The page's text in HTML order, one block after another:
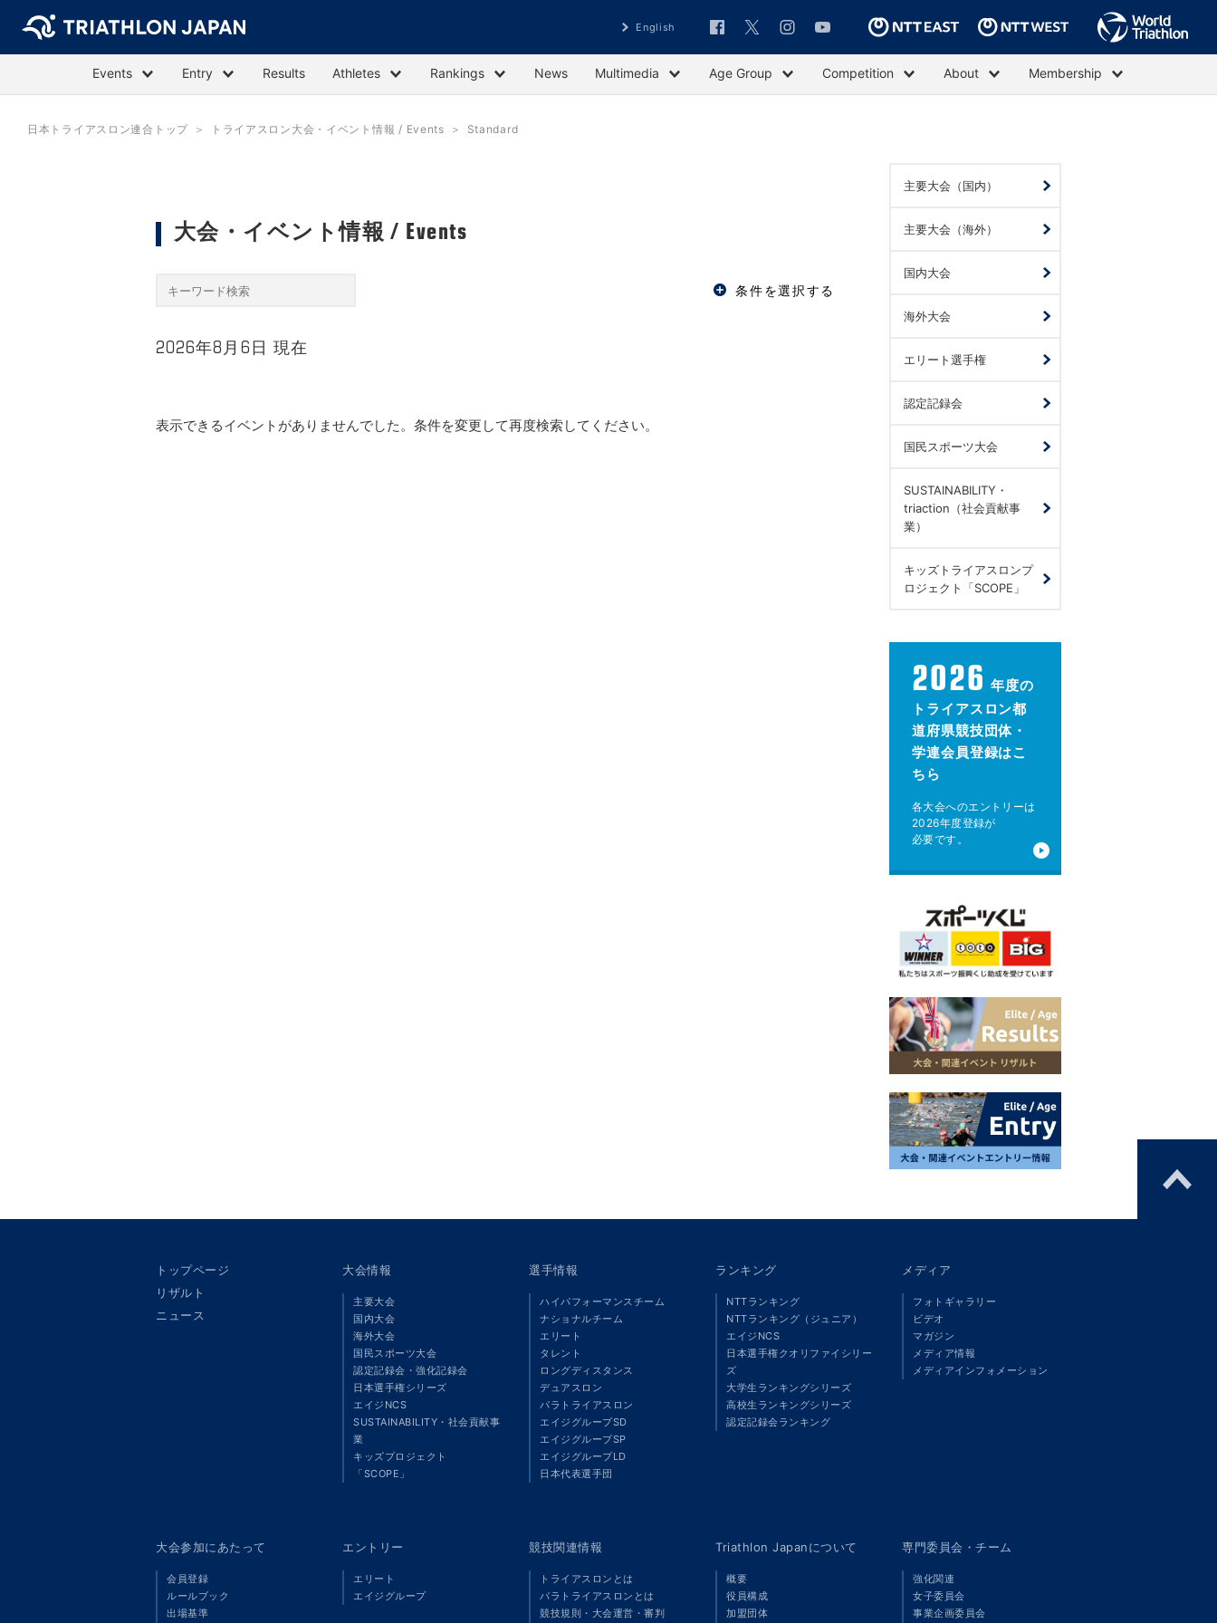
English
Events Entry Results Athletes Rankings News Multimedia Age Group Competition About Membership
日本トライアスロン連合トップ トライアスロン大会・イベント情報 / Events Standard
大会・イベント情報 / Events
条件を選択する
2026年8月6日 現在
表示できるイベントがありませんでした。条件を変更して再度検索してください。
主要大会（国内）
主要大会（海外）
国内大会
海外大会
エリート選手権
認定記録会
国民スポーツ大会
SUSTAINABILITY・
triaction（社会貢献事
業）
キッズトライアスロンプ
ロジェクト「SCOPE」
2026 年度の
トライアスロン都
道府県競技団体・
学連会員登録はこ
ちら
各大会へのエントリーは
2026年度登録が
必要です。
トップページ
リザルト
ニュース
大会情報
主要大会
国内大会
海外大会
国民スポーツ大会
認定記録会・強化記録会
日本選手権シリーズ
エイジNCS
SUSTAINABILITY・社会貢献事
業
キッズプロジェクト
「SCOPE」
選手情報
ハイパフォーマンスチーム
ナショナルチーム
エリート
タレント
ロングディスタンス
デュアスロン
パラトライアスロン
エイジグループSD
エイジグループSP
エイジグループLD
日本代表選手団
ランキング
NTTランキング
NTTランキング（ジュニア）
エイジNCS
日本選手権クオリファイシリー
ズ
大学生ランキングシリーズ
高校生ランキングシリーズ
認定記録会ランキング
メディア
フォトギャラリー
ビデオ
マガジン
メディア情報
メディアインフォメーション
大会参加にあたって
会員登録
ルールブック
出場基準
エントリー
エリート
エイジグループ
競技関連情報
トライアスロンとは
パラトライアスロンとは
競技規則・大会運営・審判
Triathlon Japanについて
概要
役員構成
加盟団体
専門委員会・チーム
強化関連
女子委員会
事業企画委員会